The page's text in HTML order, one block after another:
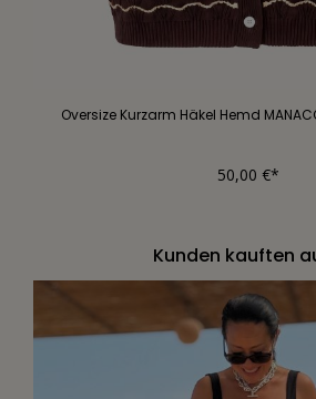
Oversize Kurzarm Häkel Hemd
50,00 €*
Kunden kauften